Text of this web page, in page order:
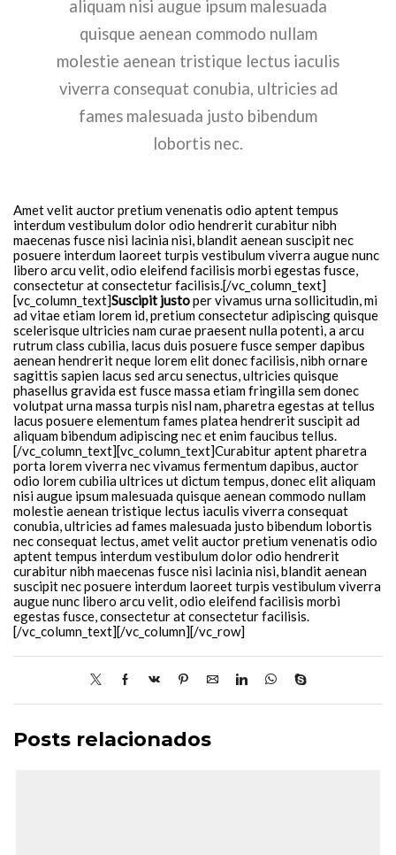
aliquam nisi augue ipsum malesuada
quisque aenean commodo nullam
molestie aenean tristique lectus iaculis
viverra consequat conubia, ultricies ad
fames malesuada justo bibendum
lobortis nec.
Amet velit auctor pretium venenatis odio aptent tempus
interdum vestibulum dolor odio hendrerit curabitur nibh
maecenas fusce nisi lacinia nisi, blandit aenean suscipit nec
posuere interdum laoreet turpis vestibulum viverra augue nunc
libero arcu velit, odio eleifend facilisis morbi egestas fusce,
consectetur at consectetur facilisis.[/vc_column_text]
[vc_column_text]Suscipit justoper vivamus urna sollicitudin, mi
ad vitae etiam lorem id, pretium consectetur adipiscing quisque
scelerisque ultricies nam curae praesent nulla potenti, a arcu
rutrum class cubilia, lacus duis posuere fusce semper dapibus
aenean hendrerit neque lorem elit donec facilisis, nibh ornare
sagittis sapien lacus sed arcu senectus, ultricies quisque
phasellus gravida est fusce massa etiam fringilla sem donec
volutpat urna massa turpis nisl nam, pharetra egestas at tellus
lacus posuere elementum fames platea hendrerit suscipit ad
aliquam bibendum adipiscing nec et enim faucibus tellus.
[/vc_column_text][vc_column_text]Curabitur aptent pharetra
porta lorem viverra nec vivamus fermentum dapibus, auctor
odio lorem cubilia ultrices ut dictum tempus, donec elit aliquam
nisi augue ipsum malesuada quisque aenean commodo nullam
molestie aenean tristique lectus iaculis viverra consequat
conubia, ultricies ad fames malesuada justo bibendum lobortis
nec consequat lectus, amet velit auctor pretium venenatis odio
aptent tempus interdum vestibulum dolor odio hendrerit
curabitur nibh maecenas fusce nisi lacinia nisi, blandit aenean
suscipit nec posuere interdum laoreet turpis vestibulum viverra
augue nunc libero arcu velit, odio eleifend facilisis morbi
egestas fusce, consectetur at consectetur facilisis.
[/vc_column_text][/vc_column][/vc_row]
Posts relacionados